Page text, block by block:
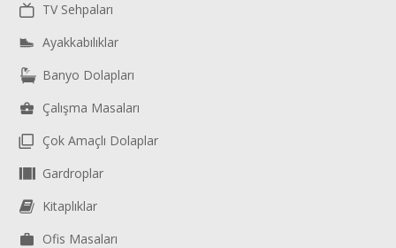
TV Sehpaları
Ayakkabılıklar
Banyo Dolapları
Çalışma Masaları
Çok Amaçlı Dolaplar
Gardroplar
Kitaplıklar
Ofis Masaları